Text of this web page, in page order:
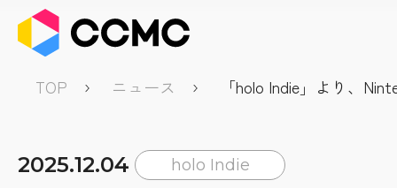
TOP ニュース
「holo Indie」より、
価格で予約開始！
2025.12.04 holo Indie